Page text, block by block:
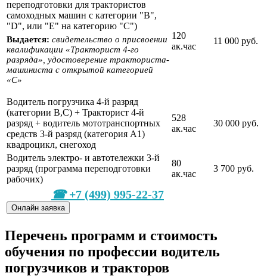
переподготовки для трактористов
самоходных машин с категории "В",
"D", или "Е" на категорию "С")
Выдается: свидетельство о присвоении
квалификации «Тракторист 4-го
разряда», удостоверение тракториста-
машиниста с открытой категорией
«С»
120
ак.час
11 000 руб.
Водитель погрузчика 4-й разряд
(категории В,С) + Тракторист 4-й
разряд + водитель мототранспортных
средств 3-й разряд (категория А1)
квадроцикл, снегоход
528
ак.час
30 000 руб.
Водитель электро- и автотележки 3-й
разряд (программа переподготовки
рабочих)
80
ак.час
3 700 руб.
+7 (499) 995-22-37
Онлайн заявка
Перечень программ и стоимость
обучения по профессии водитель
погрузчиков и тракторов